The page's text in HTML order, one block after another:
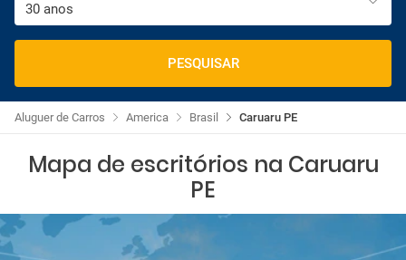
30 anos
PESQUISAR
Caruaru PE
Brasil
America
Aluguer de Carros
Mapa de escritórios na Caruaru
PE